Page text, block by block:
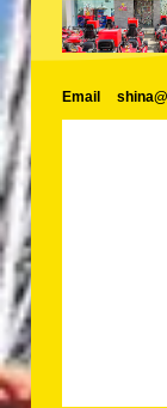
Tokyo
Tokyo
Tokyo
Email